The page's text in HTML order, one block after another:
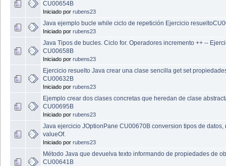
CU00654B
Iniciado por rubens23
Java ejemplo bucle while ciclo de repetición Ejercicio
Iniciado por rubens23
Java Tipos de bucles. Ciclo for. Operadores incremento ++ --
CU00658B
Iniciado por rubens23
Ejercicio resuelto Java crear una clase sencilla get set
CU00632B
Iniciado por rubens23
Ejemplo crear dos clases concretas que heredan de clase
CU00695B
Iniciado por rubens23
Java ejercicio JOptionPane CU00670B conversion tipos de datos,
valueOf.
Iniciado por rubens23
Método Java que devuelva texto informando de propiedades de
CU00641B